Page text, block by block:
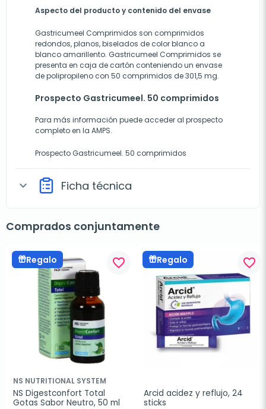
Aspecto del producto y contenido del envase
Gastricumeel Comprimidos son comprimidos
redondos, planos, biselados de color blanco a
blanco amarillento. Gastricumeel Comprimidos se
presenta en caja de cartón conteniendo un envase
de polipropileno con 50 comprimidos de 301,5 mg.
Prospecto Gastricumeel. 50 comprimidos
Para más información puede acceder al prospecto
completo en la AMPS.
Prospecto Gastricumeel. 50 comprimidos
expand_more Ficha técnica
Comprados conjuntamente
Regalo favorite_border
NS NUTRITIONAL SYSTEM
NS Digestconfort Total
Gotas Sabor Neutro, 50 ml
Regalo favorite_border
Arcid acidez y reflujo, 24
sticks